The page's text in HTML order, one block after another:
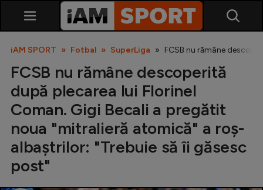
SuperLiga
iAM SPORT Fotbal SuperLiga FCSB nu rămâne
FCSB nu rămâne descoperită
după plecarea lui Florinel
Coman. Gigi Becali a pregătit
noua "mitralieră atomică" a roș-
albaștrilor: "Trebuie să îi găsesc
post"